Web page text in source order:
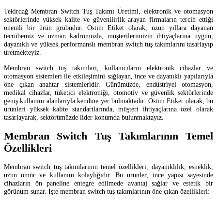
Tekirdağ Membran Switch Tuş Takımı Üretimi, elektronik ve otomasyon
sektörlerinde yüksek kalite ve güvenilirlik arayan firmaların tercih ettiği
önemli bir ürün grubudur. Ostim Etiket olarak, uzun yıllara dayanan
tecrübemiz ve uzman kadromuzla, müşterilerimizin ihtiyaçlarına uygun,
dayanıklı ve yüksek performanslı membran switch tuş takımlarını tasarlayıp
üretmekteyiz.
Membran switch tuş takımları, kullanıcıların elektronik cihazlar ve
otomasyon sistemleri ile etkileşimini sağlayan, ince ve dayanıklı yapılarıyla
öne çıkan anahtar sistemleridir. Günümüzde, endüstriyel otomasyon,
medikal cihazlar, tüketici elektroniği, otomotiv ve güvenlik sektörlerinde
geniş kullanım alanlarıyla kendine yer bulmaktadır. Ostim Etiket olarak, bu
ürünleri yüksek kalite standartlarında, müşteri ihtiyaçlarına özel olarak
tasarlayarak, sektörümüzde lider konumda bulunmaktayız.
Membran Switch Tuş Takımlarının Temel
Özellikleri
Membran switch tuş takımlarının temel özellikleri, dayanıklılık, esneklik,
uzun ömür ve kullanım kolaylığıdır. Bu ürünler, ince yapısı sayesinde
cihazların ön paneline entegre edilmede avantaj sağlar ve estetik bir
görünüm sunar. İşte membran switch tuş takımlarının öne çıkan özellikleri: